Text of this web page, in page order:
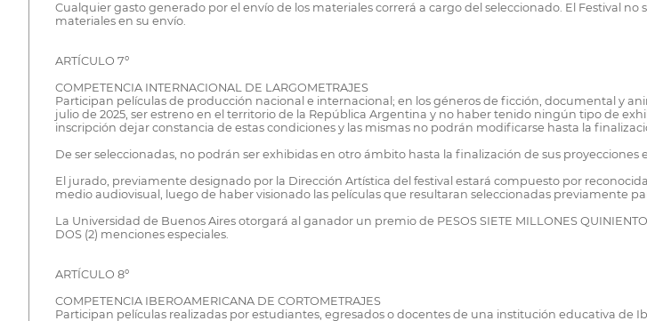
Cualquier gasto generado por el envío de los materiales correrá a cargo del seleccionado. El Festival
materiales en su envío.
ARTÍCULO 7º
COMPETENCIA INTERNACIONAL DE LARGOMETRAJES
Participan películas de producción nacional e internacional; en los géneros de ficción, documental y
julio de 2025, ser estreno en el territorio de la República Argentina y no haber tenido ningún tipo de
inscripción dejar constancia de estas condiciones y las mismas no podrán modificarse hasta la
De ser seleccionadas, no podrán ser exhibidas en otro ámbito hasta la finalización de sus proyecciones
El jurado, previamente designado por la Dirección Artística del festival estará compuesto por
medio audiovisual, luego de haber visionado las películas que resultaran seleccionadas previamente
La Universidad de Buenos Aires otorgará al ganador un premio de PESOS SIETE MILLONES
DOS (2) menciones especiales.
ARTÍCULO 8º
COMPETENCIA IBEROAMERICANA DE CORTOMETRAJES
Participan películas realizadas por estudiantes, egresados o docentes de una institución educativa